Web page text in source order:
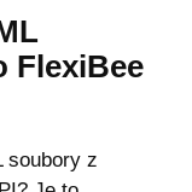
FlexiBee
soubory z